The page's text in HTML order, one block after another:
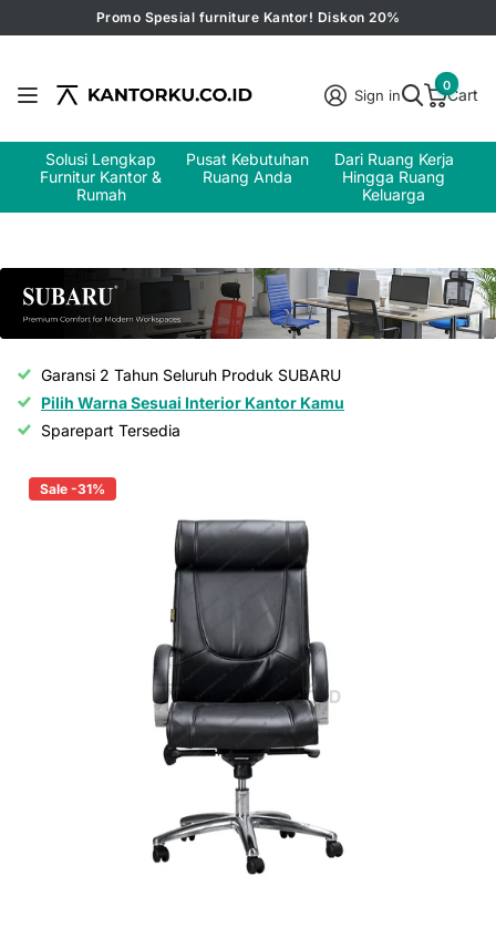
Promo Spesial furniture Kantor! Diskon 20%
Sign in Cart
0
Solusi Lengkap
Furnitur Kantor &
Rumah
Pusat Kebutuhan
Ruang Anda
Dari Ruang Kerja
Hingga Ruang
Keluarga
Garansi 2 Tahun Seluruh Produk SUBARU
Pilih Warna Sesuai Interior Kantor Kamu
Sparepart Tersedia
Sale -31%